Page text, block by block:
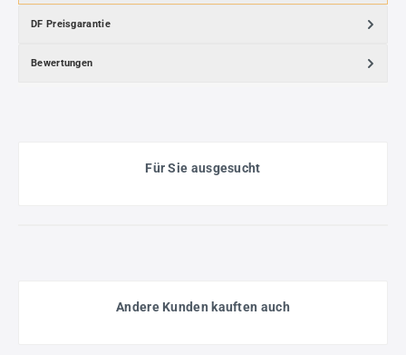
DF Preisgarantie
Bewertungen
Für Sie ausgesucht
Andere Kunden kauften auch